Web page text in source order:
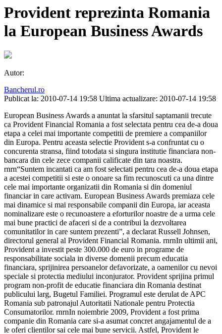
Provident reprezinta Romania
la European Business Awards
Autor:
Bancherul.ro
Publicat la: 2010-07-14 19:58 Ultima actualizare: 2010-07-14 19:58
European Business Awards a anuntat la sfarsitul saptamanii trecute
ca Provident Financial Romania a fost selectata pentru cea de-a doua
etapa a celei mai importante competitii de premiere a companiilor
din Europa. Pentru aceasta selectie Provident s-a confruntat cu o
concurenta stransa, fiind totodata si singura institutie financiara non-
bancara din cele zece companii calificate din tara noastra.
rnrn“Suntem incantati ca am fost selectati pentru cea de-a doua etapa
a acestei competitii si este o onoare sa fim recunoscuti ca una dintre
cele mai importante organizatii din Romania si din domeniul
financiar in care activam. European Business Awards premiaza cele
mai dinamice si mai responsabile companii din Europa, iar aceasta
nominalizare este o recunoastere a eforturilor noastre de a urma cele
mai bune practici de afaceri si de a contribui la dezvoltarea
comunitatilor in care suntem prezenti”, a declarat Russell Johnsen,
directorul general al Provident Financial Romania. rnrnIn ultimii ani,
Provident a investit peste 300.000 de euro in programe de
responsabilitate sociala in diverse domenii precum educatia
financiara, sprijinirea persoanelor defavorizate, a oamenilor cu nevoi
speciale si protectia mediului inconjurator. Provident sprijina primul
program non-profit de educatie financiara din Romania destinat
publicului larg, Bugetul Familiei. Programul este derulat de APC
Romania sub patronajul Autoritatii Nationale pentru Protectia
Consumatorilor. rnrnIn noiembrie 2009, Provident a fost prima
companie din Romania care si-a asumat concret angajamentul de a
le oferi clientilor sai cele mai bune servicii. Astfel, Provident le